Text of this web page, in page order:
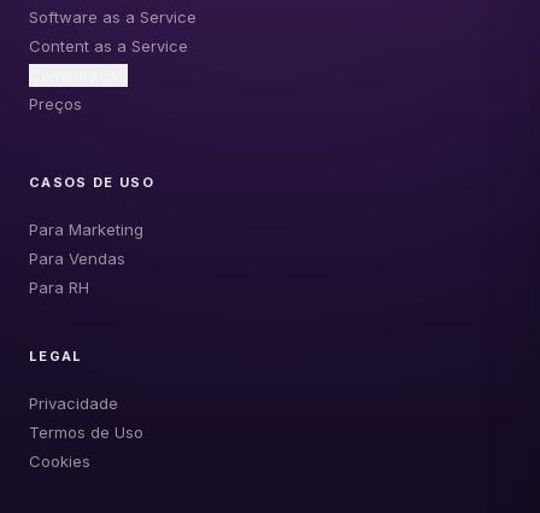
Software as a Service
Content as a Service
Preços
CASOS DE USO
Para Marketing
Para Vendas
Para RH
LEGAL
Privacidade
Termos de Uso
Cookies